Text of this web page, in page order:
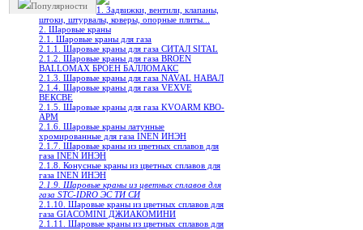
Популярности
1. Задвижки, вентили, клапаны,
штоки, штурвалы, коверы, опорные плиты...
2. Шаровые краны
2.1. Шаровые краны для газа
2.1.1. Шаровые краны для газа СИТАЛ SITAL
2.1.2. Шаровые краны для газа BROEN
BALLOMAX БРОЕН БАЛЛОМАКС
2.1.3. Шаровые краны для газа NAVAL НАВАЛ
2.1.4. Шаровые краны для газа VEXVE
ВЕКСВЕ
2.1.5. Шаровые краны для газа KVOARM КВО-
АРМ
2.1.6. Шаровые краны латунные
хромированные для газа INEN ИНЭН
2.1.7. Шаровые краны из цветных сплавов для
газа INEN ИНЭН
2.1.8. Конусные краны из цветных сплавов для
газа INEN ИНЭН
2.1.9. Шаровые краны из цветных сплавов для
газа STC-IDRO ЭС ТИ СИ
2.1.10. Шаровые краны из цветных сплавов для
газа GIACOMINI ДЖИАКОМИНИ
2.1.11. Шаровые краны из цветных сплавов для